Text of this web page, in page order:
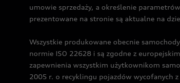
umowie sprzedaży, a określenie
prezentowane na stronie są aktualne na
Wszystkie produkowane obecnie
normie ISO 22628 i są zgodne z
zapewnienia wszystkim użytkownikom
2005 r. o recyklingu pojazdów wycofanych